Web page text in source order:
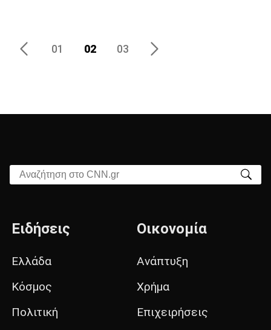
02 03
Αναζήτηση στο CNN.gr
Ειδήσεις
Ελλάδα
Κόσμος
Πολιτική
Οικονομία
Ανάπτυξη
Χρήμα
Επιχειρήσεις